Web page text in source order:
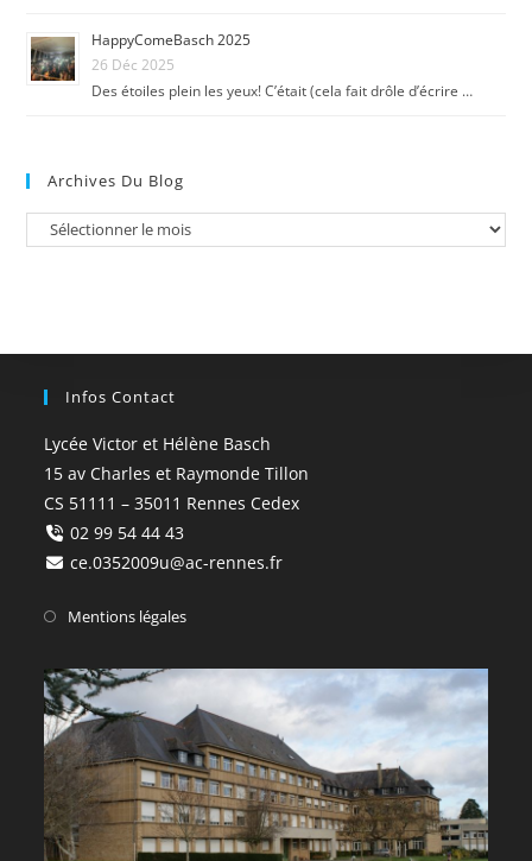
HappyComeBasch 2025
26 Déc 2025
Des étoiles plein les yeux! C’était (cela fait drôle d’écrire …
Archives Du Blog
Infos Contact
Lycée Victor et Hélène Basch
15 av Charles et Raymonde Tillon
CS 51111 – 35011 Rennes Cedex
02 99 54 44 43
ce.0352009u@ac-rennes.fr
Mentions légales